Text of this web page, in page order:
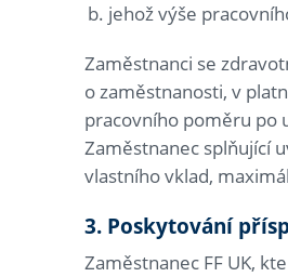
jehož výše
Zaměstnanci se
o zaměstnanosti, v
pracovního poměru po
Zaměstnanec splňující
vlastního vklad,
3. Poskytování
Zaměstnanec FF UK,